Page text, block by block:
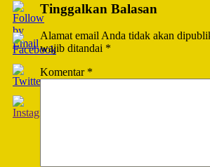
Tinggalkan Balasan
Alamat email Anda tidak akan
wajib ditandai *
Komentar *